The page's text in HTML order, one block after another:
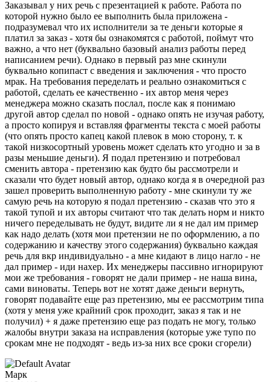
Заказывал у них речь с презентацией к работе. Работа по
которой нужно было ее выполнить была приложена -
подразумевал что их исполнители за те деньги которые я
платил за заказ - хотя бы ознакомятся с работой, поймут что
важно, а что нет (буквально базовый анализ работы перед
написанием речи). Однако в первый раз мне скинули
буквально копипаст с введения и заключения - что просто
мрак. На требования переделать и реально ознакомиться с
работой, сделать ее качественно - их автор меня через
менеджера можно сказать послал, после как я понимаю
другой автор сделал по новой - однако опять не изучая работу,
а просто копируя и вставляя фрагменты текста с моей работы
(что опять просто капец какой плевок в мою сторону, т. к
такой низкосортный уровень может сделать кто угодно и за в
разы меньшие деньги). Я подал претензию и потребовал
сменить автора - претензию как будто бы рассмотрели и
сказали что будет новый автор, однако когда я в очередной раз
зашел проверить выполненную работу - мне скинули ту же
самую речь на которую я подал претензию - сказав что это я
такой тупой и их авторы считают что так делать норм и никто
ничего переделывать не будут, видите ли я не дал им пример
как надо делать (хотя мои претензии не по оформлению, а по
содержанию и качеству этого содержания) буквально каждая
речь для вкр индивидуально - а мне кидают в лицо нагло - не
дал пример - иди нахер. Их менеджеры пассивно игнорируют
мои же требования - говорят не дали пример - не наша вина,
сами виноваты. Теперь вот не хотят даже деньги вернуть,
говорят подавайте еще раз претензию, мы ее рассмотрим типа
(хотя у меня уже крайний срок проходит, заказ я так и не
получил) + я даже претензию еще раз подать не могу, только
жалобы внутри заказа на исправления (которые уже тупо по
срокам мне не подходят - ведь из-за них все сроки сгорели)
Марк